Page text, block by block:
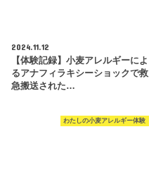
2024.11.12
【体験記録】小麦アレルギーによ
るアナフィラキシーショックで救
急搬送された…
わたしの小麦アレルギー体験